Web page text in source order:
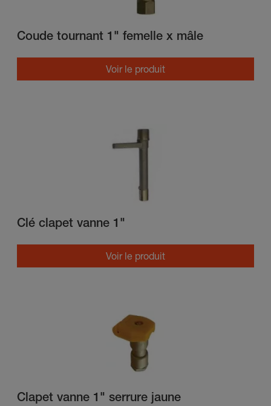
Coude tournant 1" femelle x mâle
Voir le produit
Clé clapet vanne 1"
Voir le produit
Clapet vanne 1" serrure jaune